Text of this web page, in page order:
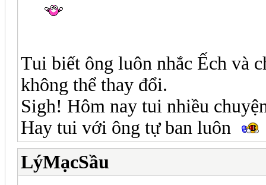
Tui biết ông luôn nhắc Ếch và
không thể thay đổi.
Sigh! Hôm nay tui nhiều
Hay tui với ông tự ban luôn
LýMạcSầu